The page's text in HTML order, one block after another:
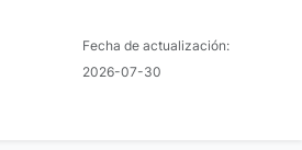
Fecha de actualización:
2026-07-30